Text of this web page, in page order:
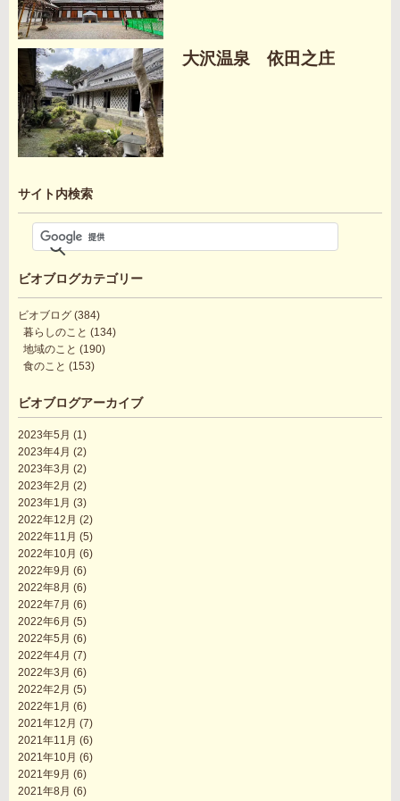
大沢温泉 依田之庄
サイト内検索
ビオブログカテゴリー
ビオブログ (384)
暮らしのこと (134)
地域のこと (190)
食のこと (153)
ビオブログアーカイブ
2023年5月 (1)
2023年4月 (2)
2023年3月 (2)
2023年2月 (2)
2023年1月 (3)
2022年12月 (2)
2022年11月 (5)
2022年10月 (6)
2022年9月 (6)
2022年8月 (6)
2022年7月 (6)
2022年6月 (5)
2022年5月 (6)
2022年4月 (7)
2022年3月 (6)
2022年2月 (5)
2022年1月 (6)
2021年12月 (7)
2021年11月 (6)
2021年10月 (6)
2021年9月 (6)
2021年8月 (6)